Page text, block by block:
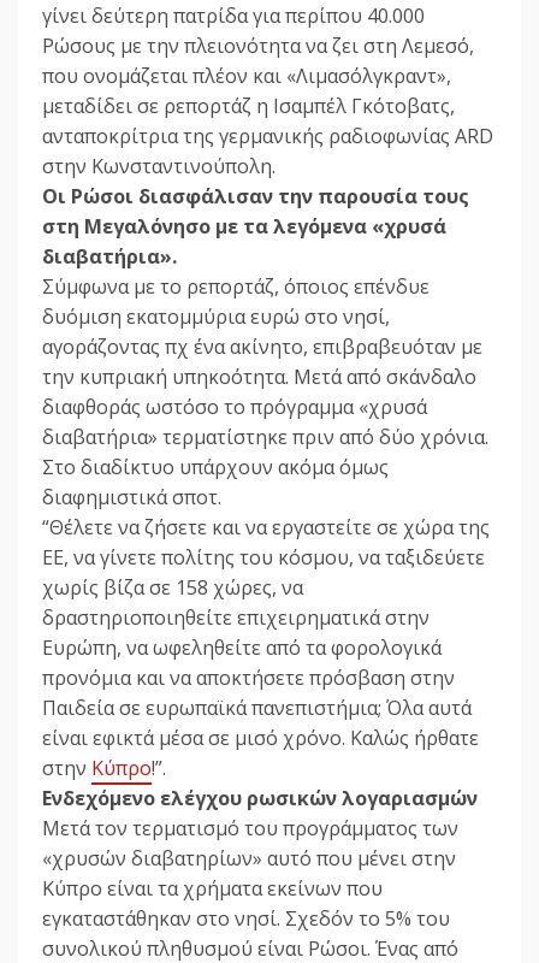
γίνει δεύτερη πατρίδα για περίπου 40.000
Ρώσους με την πλειονότητα να ζει στη Λεμεσό,
που ονομάζεται πλέον και «Λιμασόλγκραντ»,
μεταδίδει σε ρεπορτάζ η Ισαμπέλ Γκότοβατς,
ανταποκρίτρια της γερμανικής ραδιοφωνίας ARD
στην Κωνσταντινούπολη.
Οι Ρώσοι διασφάλισαν την παρουσία τους
στη Μεγαλόνησο με τα λεγόμενα «χρυσά
διαβατήρια».
Σύμφωνα με το ρεπορτάζ, όποιος επένδυε
δυόμιση εκατομμύρια ευρώ στο νησί,
αγοράζοντας πχ ένα ακίνητο, επιβραβευόταν με
την κυπριακή υπηκοότητα. Μετά από σκάνδαλο
διαφθοράς ωστόσο το πρόγραμμα «χρυσά
διαβατήρια» τερματίστηκε πριν από δύο χρόνια.
Στο διαδίκτυο υπάρχουν ακόμα όμως
διαφημιστικά σποτ.
“Θέλετε να ζήσετε και να εργαστείτε σε χώρα της
ΕΕ, να γίνετε πολίτης του κόσμου, να ταξιδεύετε
χωρίς βίζα σε 158 χώρες, να
δραστηριοποιηθείτε επιχειρηματικά στην
Ευρώπη, να ωφεληθείτε από τα φορολογικά
προνόμια και να αποκτήσετε πρόσβαση στην
Παιδεία σε ευρωπαϊκά πανεπιστήμια; Όλα αυτά
είναι εφικτά μέσα σε μισό χρόνο. Καλώς ήρθατε
στην Κύπρο!”.
Ενδεχόμενο ελέγχου ρωσικών λογαριασμών
Mετά τον τερματισμό του προγράμματος των
«χρυσών διαβατηρίων» αυτό που μένει στην
Κύπρο είναι τα χρήματα εκείνων που
εγκαταστάθηκαν στο νησί. Σχεδόν το 5% του
συνολικού πληθυσμού είναι Ρώσοι. Ένας από